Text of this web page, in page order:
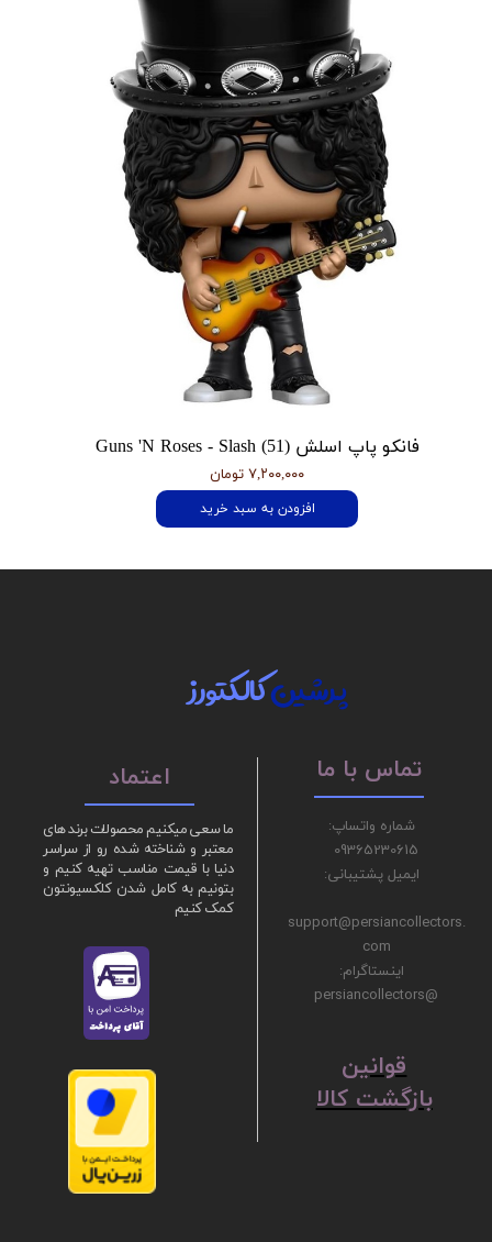
فانکو پاپ اسلش Guns 'N Roses - Slash (51)
۷,۲۰۰,۰۰۰ تومان
افزودن به سبد خرید
ما سعی میکنیم محصولات برند های
معتبر و شناخته شده رو از سراسر
دنیا با قیمت مناسب تهیه کنیم و
بتونیم به کامل شدن کلکسیونتون
کمک کنیم
پرشینکالکتورز
شماره واتساپ:
09365230615
ایمیل پشتیبانی:
support@persiancollectors.
com
اینستاگرام:
@persiancollectors
تماس با ما اعتماد
ق​​​​​​​وانین
بازگشت کالا